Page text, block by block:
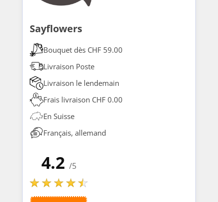
Sayflowers
Bouquet dès CHF 59.00
Livraison Poste
Livraison le lendemain
Frais livraison CHF 0.00
En Suisse
Français, allemand
4.2 /5